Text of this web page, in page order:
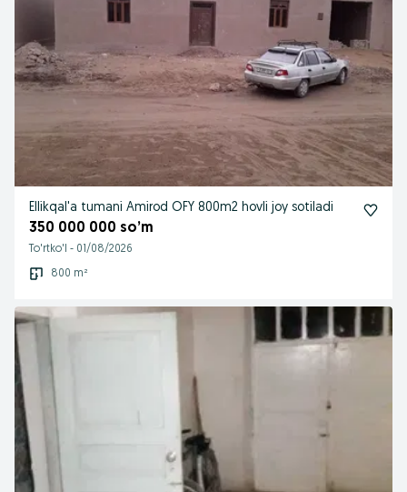
Ellikqal'a tumani Amirod OFY 800m2 hovli joy sotiladi
350 000 000 so’m
To'rtko'l - 01/08/2026
800 m²